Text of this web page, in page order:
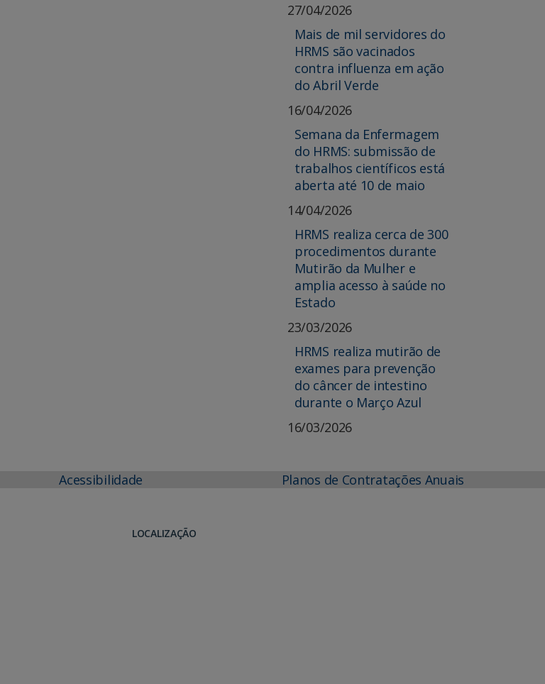
27/04/2026
Mais de mil servidores do
HRMS são vacinados
contra influenza em ação
do Abril Verde
16/04/2026
Semana da Enfermagem
do HRMS: submissão de
trabalhos científicos está
aberta até 10 de maio
14/04/2026
HRMS realiza cerca de 300
procedimentos durante
Mutirão da Mulher e
amplia acesso à saúde no
Estado
23/03/2026
HRMS realiza mutirão de
exames para prevenção
do câncer de intestino
durante o Março Azul
16/03/2026
Acessibilidade Planos de Contratações Anuais
LOCALIZAÇÃO